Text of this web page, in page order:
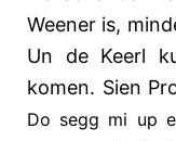
Weener is,
Un de Keerl
komen. Sien
Do segg mi up